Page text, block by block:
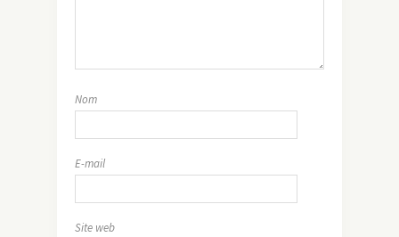
Nom
E-mail
Site web